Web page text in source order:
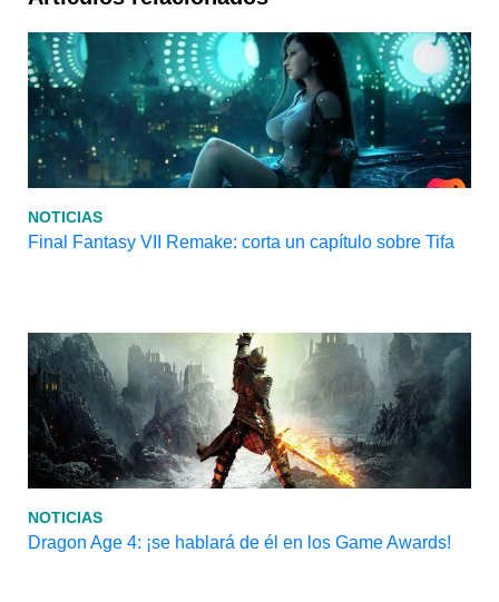
NOTICIAS
Final Fantasy VII Remake: corta un capítulo sobre Tifa
NOTICIAS
Dragon Age 4: ¡se hablará de él en los Game Awards!